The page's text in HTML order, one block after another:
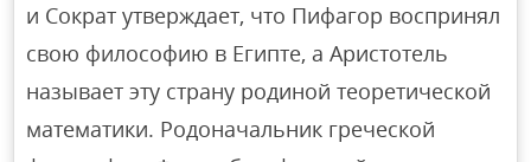
и Сократ утверждает, что Пифагор воспринял
свою философию в Египте, а Аристотель
называет эту страну родиной теоретической
математики. Родоначальник греческой